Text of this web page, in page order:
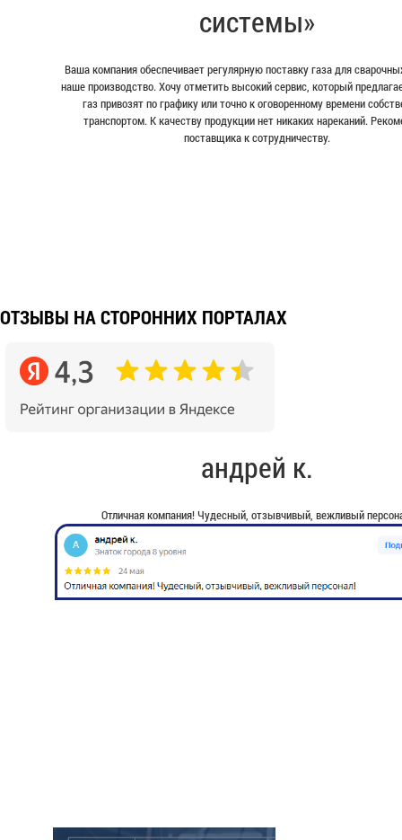
системы»
Ваша компания обеспечивает регулярную поставку газа для
наше производство. Хочу отметить высокий сервис, который
газ привозят по графику или точно к оговоренному времени
транспортом. К качеству продукции нет никаких нареканий.
поставщика к сотрудничеству.
ОТЗЫВЫ НА СТОРОННИХ ПОРТАЛАХ
андрей к.
Отличная компания! Чудесный, отзывчивый, вежливый